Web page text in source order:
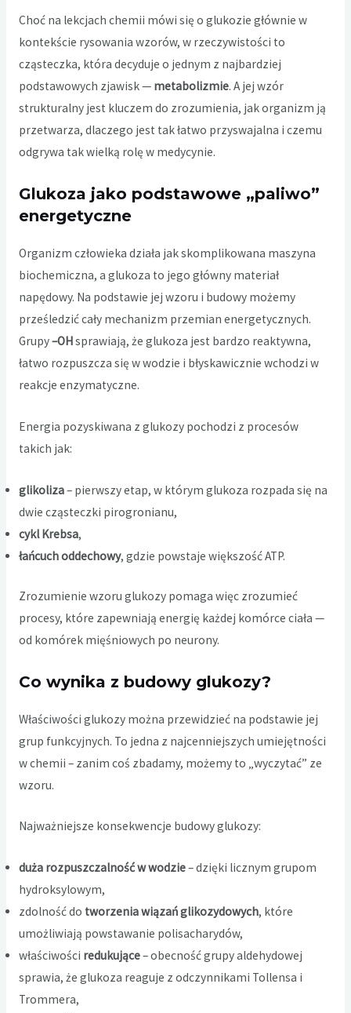
Choć na lekcjach chemii mówi się o glukozie głównie w
kontekście rysowania wzorów, w rzeczywistości to
cząsteczka, która decyduje o jednym z najbardziej
podstawowych zjawisk — metabolizmie. A jej wzór
strukturalny jest kluczem do zrozumienia, jak organizm ją
przetwarza, dlaczego jest tak łatwo przyswajalna i czemu
odgrywa tak wielką rolę w medycynie.
Glukoza jako podstawowe „paliwo”
energetyczne
Organizm człowieka działa jak skomplikowana maszyna
biochemiczna, a glukoza to jego główny materiał
napędowy. Na podstawie jej wzoru i budowy możemy
prześledzić cały mechanizm przemian energetycznych.
Grupy–OHsprawiają, że glukoza jest bardzo reaktywna,
łatwo rozpuszcza się w wodzie i błyskawicznie wchodzi w
reakcje enzymatyczne.
Energia pozyskiwana z glukozy pochodzi z procesów
takich jak:
glikoliza– pierwszy etap, w którym glukoza rozpada się na
dwie cząsteczki pirogronianu,
cykl Krebsa,
łańcuch oddechowy, gdzie powstaje większość ATP.
Zrozumienie wzoru glukozy pomaga więc zrozumieć
procesy, które zapewniają energię każdej komórce ciała —
od komórek mięśniowych po neurony.
Co wynika z budowy glukozy?
Właściwości glukozy można przewidzieć na podstawie jej
grup funkcyjnych. To jedna z najcenniejszych umiejętności
w chemii – zanim coś zbadamy, możemy to „wyczytać” ze
wzoru.
Najważniejsze konsekwencje budowy glukozy:
duża rozpuszczalność w wodzie– dzięki licznym grupom
hydroksylowym,
zdolność do tworzenia wiązań glikozydowych, które
umożliwiają powstawanie polisacharydów,
właściwości redukujące– obecność grupy aldehydowej
sprawia, że glukoza reaguje z odczynnikami Tollensa i
Trommera,